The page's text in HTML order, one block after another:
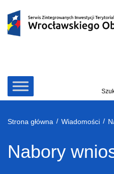
treści
Strona główna / Wiadomości /
Nabory